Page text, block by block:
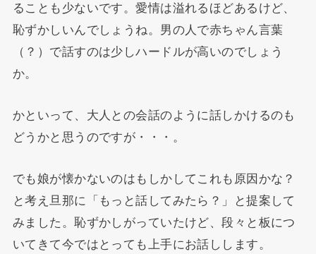
ることも少ないです。愛情は溢れるほどあるけど、
恥ずかしいんでしょうね。男の人で赤ちゃん言葉
（？）で話すのは少しハードルが高いのでしょう
か。
かといって、大人との会話のように話しかけるのも
どうかと思うのですが・・・。
でも娘が懐かないのはもしかしてこれも原因かな？
と考え旦那に「もっと話してみたら？」と提案して
みました。恥ずかしがっていたけど、段々と板につ
いてきて今ではとっても上手にお話しします。